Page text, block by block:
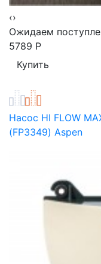
‹›
Ожидаем
5789 Р
Насос HI FLOW
(FP3349) Aspen